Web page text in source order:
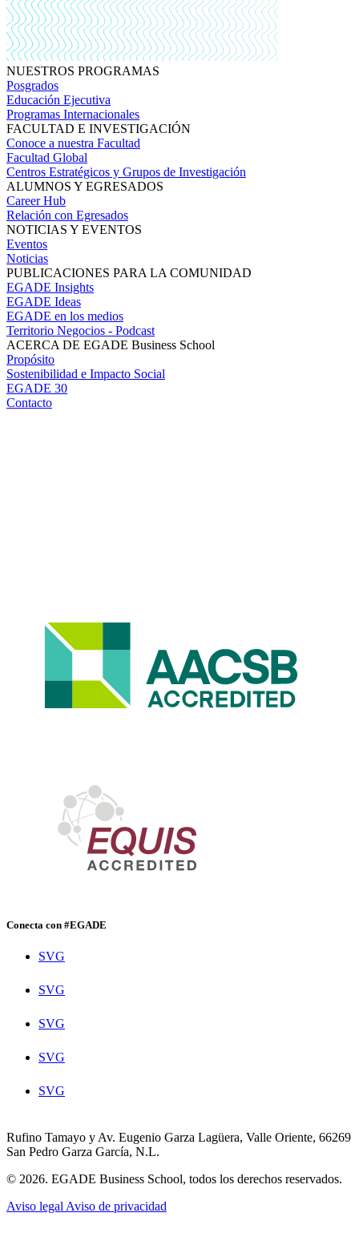
NUESTROS PROGRAMAS
Posgrados
Educación Ejecutiva
Programas Internacionales
FACULTAD E INVESTIGACIÓN
Conoce a nuestra Facultad
Facultad Global
Centros Estratégicos y Grupos de Investigación
ALUMNOS Y EGRESADOS
Career Hub
Relación con Egresados
NOTICIAS Y EVENTOS
Eventos
Noticias
PUBLICACIONES PARA LA COMUNIDAD
EGADE Insights
EGADE Ideas
EGADE en los medios
Territorio Negocios - Podcast
ACERCA DE EGADE Business School
Propósito
Sostenibilidad e Impacto Social
EGADE 30
Contacto
Conecta con #EGADE
SVG
SVG
SVG
SVG
SVG
Rufino Tamayo y Av. Eugenio Garza Lagüera, Valle Oriente, 66269
San Pedro Garza García, N.L.
© 2026. EGADE Business School, todos los derechos reservados.
Aviso legal Aviso de privacidad